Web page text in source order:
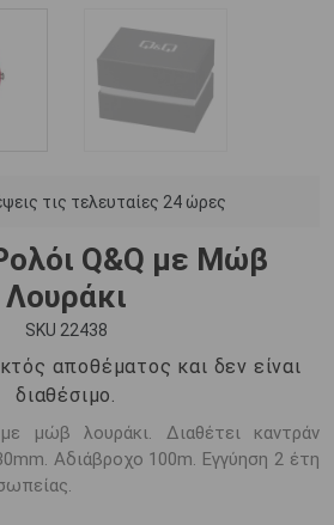
τις τελευταίες 24 ώρες
Q&Q με Μώβ
Λουράκι
SKU 22438
αποθέματος και δεν είναι
διαθέσιμο.
μώβ λουράκι. Διαθέτει καντράν
Αδιάβροχο 100m. Εγγύηση 2 έτη